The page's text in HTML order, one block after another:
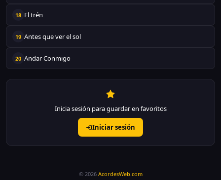
18 El trén
19 Antes que ver el sol
20 Andar Conmigo
Inicia sesión para guardar en favoritos
Iniciar sesión
© 2026 AcordesWeb.com